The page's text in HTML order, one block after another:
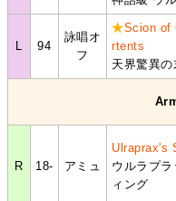
94
詠唱オ
フ
★Scion of
rtents
天界驚異の
R 18- アミュ
Ulraprax's
ウルラプ
ィング